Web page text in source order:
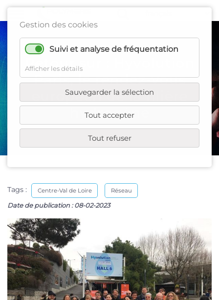
Gestion des cookies
Suivi et analyse de fréquentation
Afficher les détails
Sauvegarder la sélection
Tout accepter
Tout refuser
Retour sur : Hyvolution
Paris, le rendez-vous
européen de la filière
hydrogène
Tags : Centre-Val de Loire Réseau
Date de publication :08-02-2023